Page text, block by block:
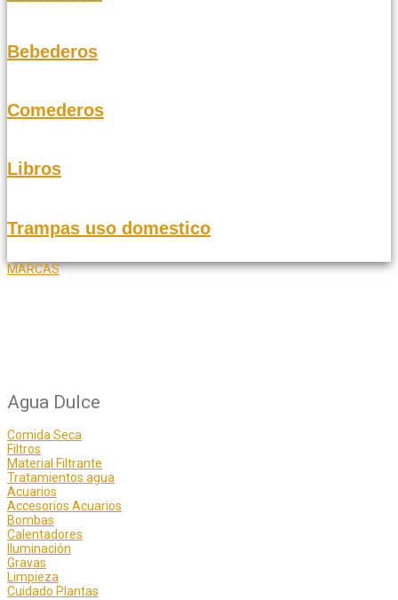
Bebederos
Comederos
Libros
Trampas uso domestico
MARCAS
Agua Dulce
Comida Seca
Filtros
Material Filtrante
Tratamientos agua
Acuarios
Accesorios Acuarios
Bombas
Calentadores
Iluminación
Gravas
Limpieza
Cuidado Plantas